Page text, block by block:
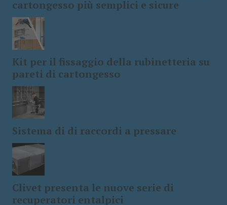
cartongesso più semplici e sicure
Kit per il fissaggio della rubinetteria su
pareti di cartongesso
Sistema di di raccordi a pressare
Clivet presenta le nuove serie di
recuperatori entalpici